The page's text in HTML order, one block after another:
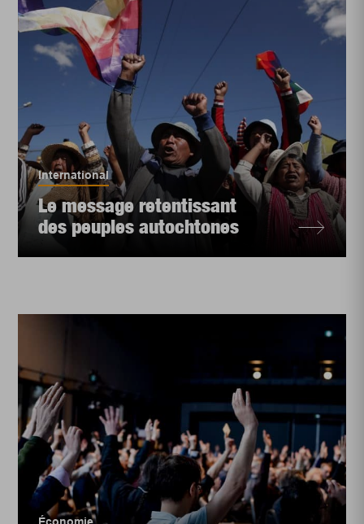
International
Le message retentissant
des peuples autochtones